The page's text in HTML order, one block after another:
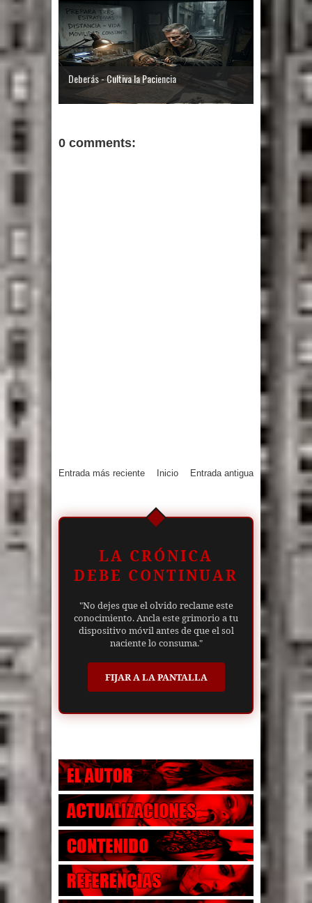
Deberás - Cultiva la Paciencia
0 comments:
Entrada más reciente Entrada antigua
Inicio
LA CRÓNICA
DEBE CONTINUAR
"No dejes que el olvido reclame este
conocimiento. Ancla este grimorio a tu
dispositivo móvil antes de que el sol
naciente lo consuma."
FIJAR A LA PANTALLA